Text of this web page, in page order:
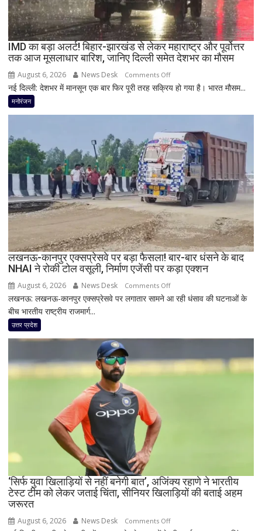
स्टेटस
के
बाद
पुलिस
का
एक्शन
IMD का बड़ा अलर्ट! बिहार-झारखंड से लेकर महाराष्ट्र और पूर्वोत्तर
तक आज मूसलाधार बारिश, जानिए दिल्ली समेत देशभर का मौसम
August 6, 2026 News Desk Comments Offon
IMD
बिहार-
झारखंड
से
लेकर
महाराष्ट्र
और
पूर्वोत्तर
तक
आज
मूसलाधार
बारिश,
दिल्ली
नई दिल्ली: देशभर में मानसून एक बार फिर पूरी तरह सक्रिय हो गया है। भारत मौसम...
मनोरंजन
लखनऊ-कानपुर एक्सप्रेसवे पर बड़ा फैसला! बार-बार धंसने के बाद
NHAI ने रोकी टोल वसूली, निर्माण एजेंसी पर कड़ा एक्शन
August 6, 2026 News Desk Comments Offon
लखनऊ-
पर
फैसला!
बार-
टोल
वसूली,
एजेंसी
लखनऊ: लखनऊ-कानपुर एक्सप्रेसवे पर लगातार सामने आ रही धंसाव की घटनाओं के
बीच भारतीय राष्ट्रीय राजमार्ग...
उत्तर प्रदेश
‘सिर्फ युवा खिलाड़ियों से नहीं बनेगी बात’, अजिंक्य रहाणे ने भारतीय
टेस्ट टीम को लेकर जताई चिंता, सीनियर खिलाड़ियों की बताई अहम
जरूरत
August 6, 2026 News Desk Comments Offon